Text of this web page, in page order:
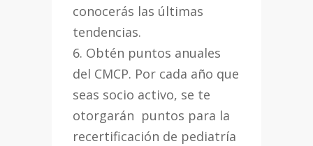
conocerás las últimas
tendencias.
6. Obtén puntos anuales
del CMCP. Por cada año que
seas socio activo, se te
otorgarán puntos para la
recertificación de pediatría